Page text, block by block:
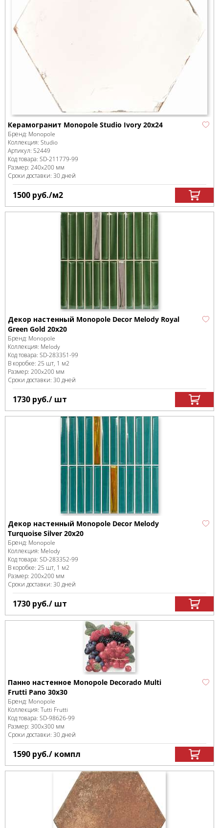
Керамогранит Monopole Studio Ivory 20x24
Бренд: Monopole
Коллекция: Studio
Артикул: 52449
Код товара: SD-211779-99
Размер: 240x200 мм
Сроки доставки: 30 дней
1500 руб./м2
Декор настенный Monopole Decor Melody Royal
Green Gold 20x20
Бренд: Monopole
Коллекция: Melody
Код товара: SD-283351-99
В коробке: 25 шт, 1 м2
Размер: 200x200 мм
Сроки доставки: 30 дней
1730 руб./ шт
Декор настенный Monopole Decor Melody
Turquoise Silver 20x20
Бренд: Monopole
Коллекция: Melody
Код товара: SD-283352-99
В коробке: 25 шт, 1 м2
Размер: 200x200 мм
Сроки доставки: 30 дней
1730 руб./ шт
Панно настенное Monopole Decorado Multi
Frutti Pano 30x30
Бренд: Monopole
Коллекция: Tutti Frutti
Код товара: SD-98626-99
Размер: 300x300 мм
Сроки доставки: 30 дней
1590 руб./ компл